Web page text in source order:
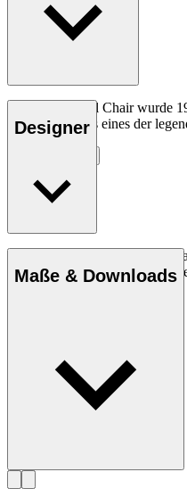
Der CH07 Shell Chair wurde
gilt der Stuhl als eines der
Designer
Der dänische Möbeldesigner
und seinen kompromisslosen
Maße & Downloads